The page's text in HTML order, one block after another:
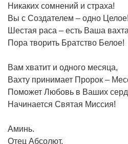
Никаких сомнений и страха!
Вы с Создателем – одно Целое!
Шестая раса – есть Ваша
Пора творить Братство Белое!
Вам хватит и одного месяца,
Вахту принимает Пророк –
Поможет Любовь в Ваших
Начинается Святая Миссия!
Аминь.
Отец Абсолют.